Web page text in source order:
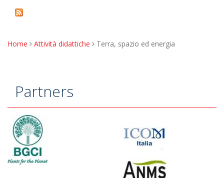
here
Home Attività didattiche Terra, spazio ed energia
Partners